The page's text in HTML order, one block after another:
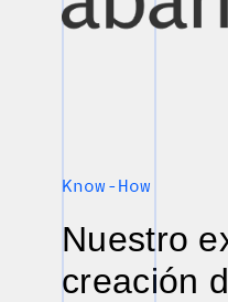
Know-How
Nuestro
creación